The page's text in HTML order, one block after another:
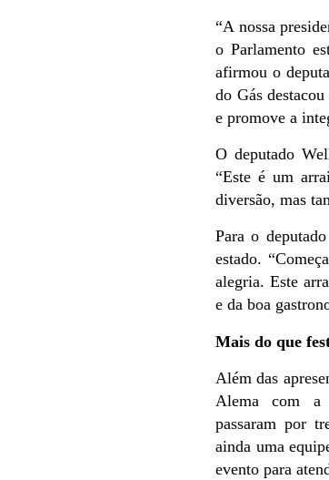
“A nossa
o Parlamento
afirmou o
do Gás
e promove a
O deputado
“Este é um
diversão, mas
Para o
estado.
alegria. Este
e da boa
Mais do que
Além das
Alema com a
passaram por
ainda uma
evento para